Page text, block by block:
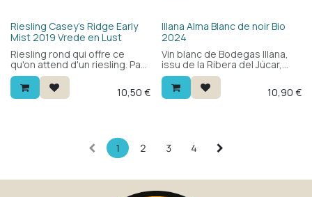
— excellent rapport qualité-
prix.
Riesling Casey's Ridge Early
Mist 2019 Vrede en Lust
Riesling rond qui offre ce
qu'on attend d'un riesling. Pas
trop sec, donc parfait aussi
comme apéritif pour les
amateurs. 10,50 €
Bio
Illana Alma Blanc de noir Bio
2024
Vin blanc de Bodegas Illana,
issu de la Ribera del Júcar,
cultivé en bio à 750m
d'altitude. Blend de sauvignon
blanc et bobal blanc de noir :
espagnol surprenant.
10,90 €
1 2 3 4